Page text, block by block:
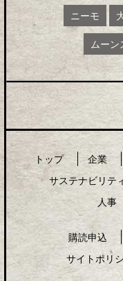
ニーモ
ムーン
トップ 企業
サステナビリテ
人事
購読申込
サイトポリ